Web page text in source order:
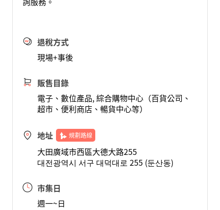
退稅方式
現場+事後
販售目錄
電子、數位產品, 綜合購物中心（百貨公司、
超市、便利商店、暢貨中心等）
地址 規劃路線
大田廣域市西區大德大路255
대전광역시 서구 대덕대로 255 (둔산동)
市集日
週一~日